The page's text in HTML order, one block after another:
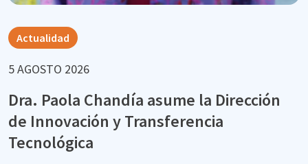
Actualidad
5 AGOSTO 2026
Dra. Paola Chandía asume la Dirección
de Innovación y Transferencia
Tecnológica